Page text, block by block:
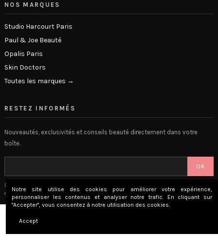
NOS MARQUES
Studio Harcourt Paris
Paul & Joe Beauté
Opalis Paris
Skin Doctors
Toutes les marques →
RESTEZ INFORMÉS
Nouveautés, exclusivités et conseils beauté directement dans votre
boîte.
OK
En vous inscrivant, vous acceptez notre politique de confidentialité
. Désabonnement
en 1 clic.
© 2026 The Beauty Lounge · Place Privée SAS · Versailles, France
Notre site utilise des cookies pour améliorer votre expérience,
personnaliser les contenus et analyser notre trafic. En cliquant sur
"Accepter", vous consentez à notre utilisation des cookies.
Accept